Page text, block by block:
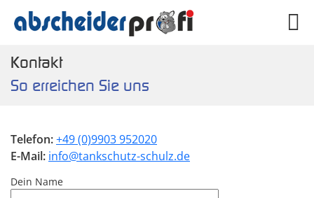
Kontakt
So erreichen Sie uns
Telefon:+49 (0)9903 952020
E-Mail: info@tankschutz-schulz.de
Dein Name